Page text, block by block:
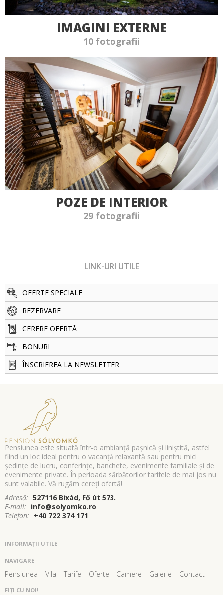
IMAGINI EXTERNE
10 fotografii
POZE DE INTERIOR
29 fotografii
LINK-URI UTILE
OFERTE SPECIALE
REZERVARE
CERERE OFERTĂ
BONURI
ÎNSCRIEREA LA NEWSLETTER
Pensiunea este situată într-o ambianţă paşnică şi liniştită, astfel
fiind un loc ideal pentru o vacanţă relaxantă sau pentru mici
şedinţe de lucru, conferinţe, banchete, evenimente familiale şi de
evenimente private. În perioada sărbătorilor tarifele de mai jos nu
sunt valabile. Vă rugăm cereţi ofertă!
Adresă: 527116 Bixád, Fő út 573.
E-mail: info@solyomko.ro
Telefon: +40 722 374 171
INFORMAŢII UTILE
NAVIGARE
Pensiunea Vila Tarife Oferte Camere Galerie Contact
FIȚI CU NOI!